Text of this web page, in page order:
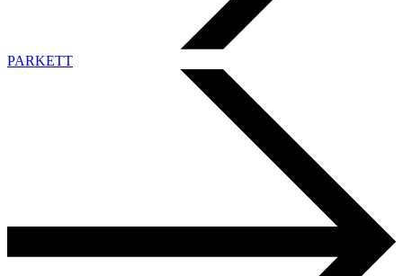
PARKETT